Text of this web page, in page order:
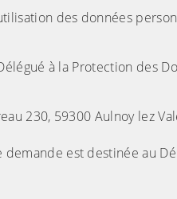
des données
à la Protection des
230, 59300 Aulnoy lez
est destinée au